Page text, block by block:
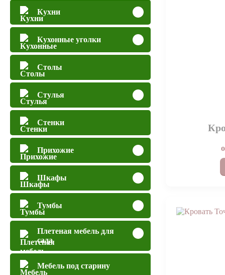
Кухни
Кухонные уголки
Столы
Стулья
Стенки
Прихожие
Шкафы
Тумбы
Плетеная мебель для
сада
Мебель под старину